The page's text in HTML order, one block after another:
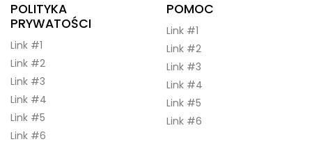
POLITYKA
PRYWATOŚCI
Link #1
Link #2
Link #3
Link #4
Link #5
Link #6
POMOC
Link #1
Link #2
Link #3
Link #4
Link #5
Link #6